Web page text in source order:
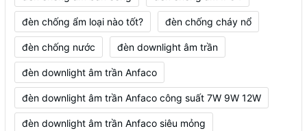
đèn chống ẩm loại nào tốt? đèn chống cháy nổ
đèn chống nước đèn downlight âm trần
đèn downlight âm trần Anfaco
đèn downlight âm trần Anfaco công suất 7W 9W 12W
đèn downlight âm trần Anfaco siêu mỏng